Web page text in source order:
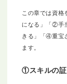
この章では資
になる」「②手
きる」「④重宝
ます。
①スキルの